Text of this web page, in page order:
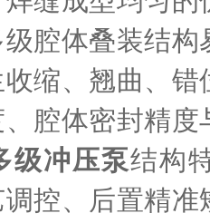
腔体叠装结
缩、翘曲、
腔体密封精
级冲压泵结构
控、后置精